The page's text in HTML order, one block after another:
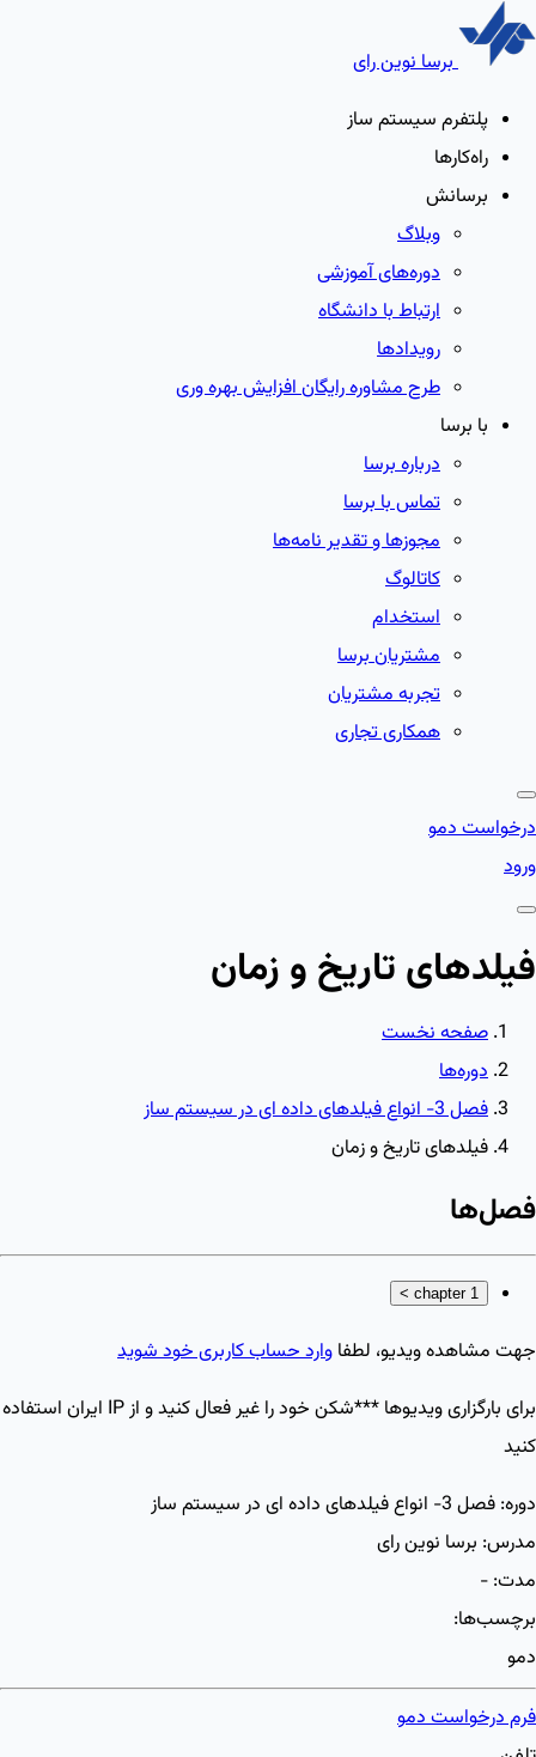
برسا نوین رای
پلتفرم سیستم ساز
راه‌کارها
برسانش
وبلاگ
دوره‌های آموزشی
ارتباط با دانشگاه
رویدادها
طرح مشاوره رایگان افزایش بهره وری
با برسا
درباره برسا
تماس با برسا
مجوزها و تقدیر نامه‌ها
کاتالوگ
استخدام
مشتریان برسا
تجربه مشتریان
همکاری تجاری
درخواست دمو
ورود
فیلدهای تاریخ و زمان
صفحه نخست
دوره‌ها
فصل 3- انواع فیلدهای داده ای در سیستم ساز
فیلدهای تاریخ و زمان
فصل‌ها
chapter 1
>
جهت مشاهده ویدیو، لطفا وارد حساب کاربری خود شوید
برای بارگزاری ویدیو‌ها ***شکن خود را غیر فعال کنید و از IP ایران استفاده
کنید
دوره: فصل 3- انواع فیلدهای داده ای در سیستم ساز
مدرس: برسا نوین رای
مدت: -
برچسب‌ها:
دمو
فرم درخواست دمو